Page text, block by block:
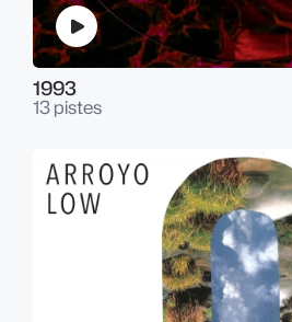
1993
13 pistes